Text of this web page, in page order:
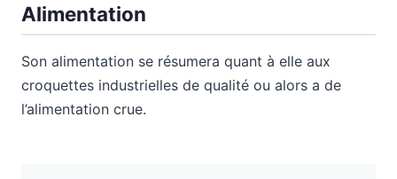
Alimentation
Son alimentation se résumera quant à elle aux
croquettes industrielles de qualité ou alors a de
l’alimentation crue.